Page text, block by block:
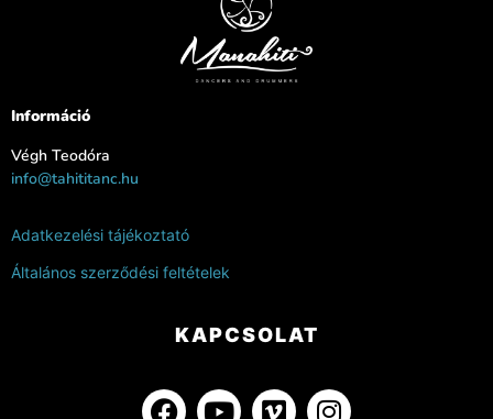
Információ
Végh Teodóra
info@tahititanc.hu
Adatkezelési tájékoztató
Általános szerződési feltételek
KAPCSOLAT